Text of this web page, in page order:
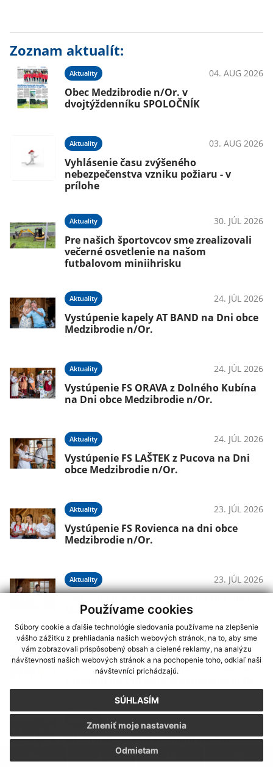
Používame cookies
Súbory cookie a ďalšie technológie sledovania používame na zlepšenie
vášho zážitku z prehliadania našich webových stránok, na to, aby sme
vám zobrazovali prispôsobený obsah a cielené reklamy, na analýzu
návštevnosti našich webových stránok a na pochopenie toho, odkiaľ naši
návštevníci prichádzajú.
SÚHLASÍM
Odmietam
Zmeniť moje nastavenia
Zoznam aktualít:
Aktuality 04. AUG 2026
Obec Medzibrodie n/Or. v
dvojtýždenníku SPOLOČNÍK
Aktuality 03. AUG 2026
Vyhlásenie času zvýšeného
nebezpečenstva vzniku požiaru - v
prílohe
Aktuality 30. JÚL 2026
Pre našich športovcov sme zrealizovali
večerné osvetlenie na našom
futbalovom miniihrisku
Aktuality 24. JÚL 2026
Vystúpenie kapely AT BAND na Dni obce
Medzibrodie n/Or.
Aktuality 24. JÚL 2026
Vystúpenie FS ORAVA z Dolného Kubína
na Dni obce Medzibrodie n/Or.
Aktuality 24. JÚL 2026
Vystúpenie FS LAŠTEK z Pucova na Dni
obce Medzibrodie n/Or.
Aktuality 23. JÚL 2026
Vystúpenie FS Rovienca na dni obce
Medzibrodie n/Or.
Aktuality 23. JÚL 2026
Medzibrodie n/Or.
Aktuality 23. JÚL 2026
Deti z materskej školy Zvedavá Lienka
Aktuality
Mladí heligonkári vystúpili na Dni obce